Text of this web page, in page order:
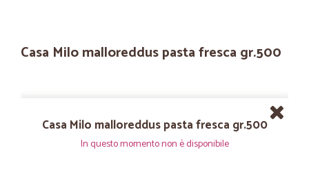
Casa Milo malloreddus pasta fresca gr.500
Casa Milo malloreddus pasta fresca gr.500
In questo momento non è disponibile